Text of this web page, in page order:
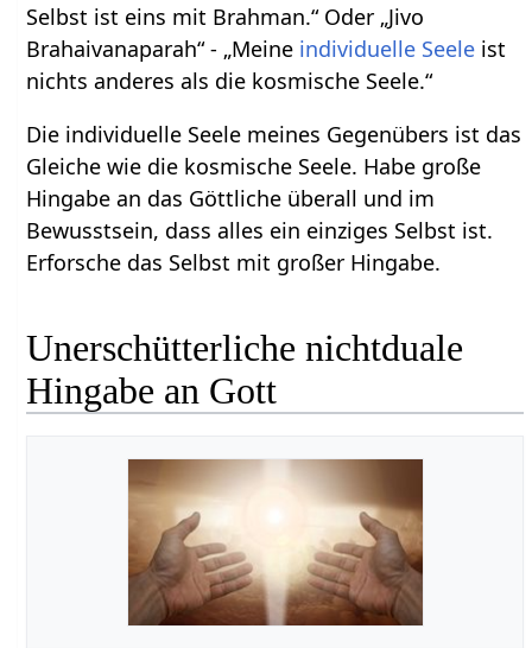
Selbst ist eins mit Brahman.“ Oder „Jivo
Brahaivanaparah“ - „Meine individuelle Seele ist
nichts anderes als die kosmische Seele.“
Die individuelle Seele meines Gegenübers ist das
Gleiche wie die kosmische Seele. Habe große
Hingabe an das Göttliche überall und im
Bewusstsein, dass alles ein einziges Selbst ist.
Erforsche das Selbst mit großer Hingabe.
Unerschütterliche nichtduale
Hingabe an Gott